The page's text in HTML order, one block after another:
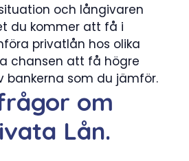
och långivaren
du kommer att få i
privatlån hos olika
chansen att få högre
bankerna som du jämför.
om
Lån.